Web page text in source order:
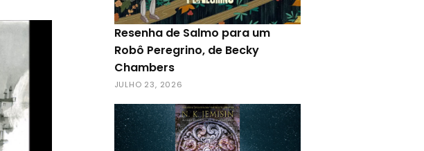
Resenha de Salmo para um
Robô Peregrino, de Becky
Chambers
JULHO 23, 2026